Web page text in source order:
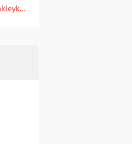
https://www.instagram.com/nakleyka/